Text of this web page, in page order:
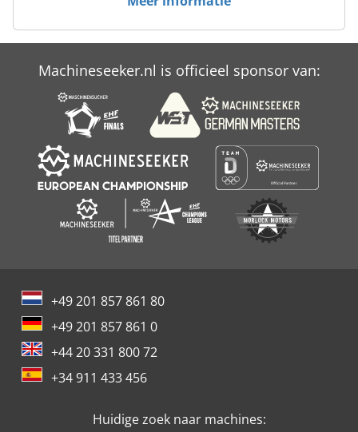
Machineseeker.nl is officieel sponsor van:
+49 201 857 861 80
+49 201 857 861 0
+44 20 331 800 72
+34 911 433 456
Huidige zoek naar machines: